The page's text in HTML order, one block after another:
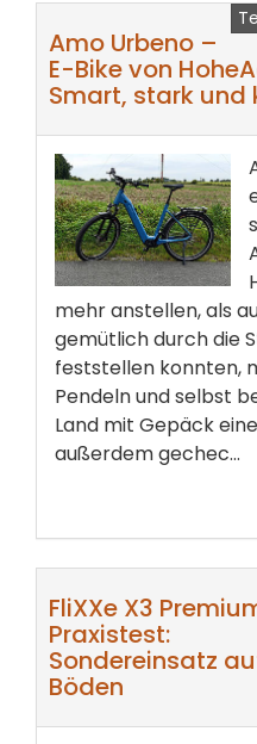
Amo Urbeno –
E-Bike von
Smart, stark
mehr anstellen, als
gemütlich durch die
feststellen konnten,
Pendeln und selbst
Land mit Gepäck
außerdem gechec...
FliXXe X3
Praxistest:
Sondereinsatz
Böden